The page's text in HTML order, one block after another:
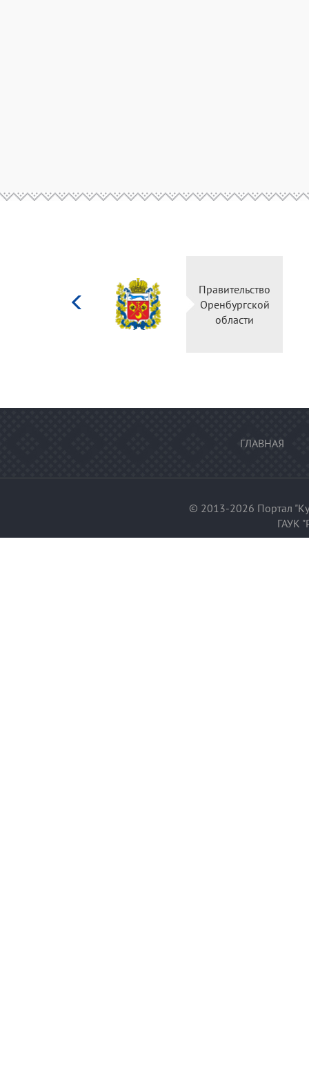
Правительство
Оренбургской
области
ГЛАВНАЯ
© 2013-2026 Портал
ГАУК